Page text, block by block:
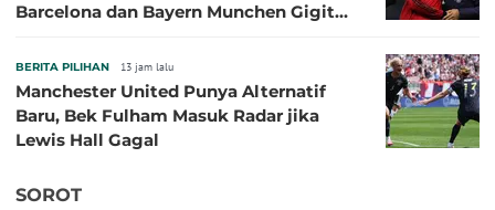
Barcelona dan Bayern Munchen Gigit
BERITA PILIHAN 13 jam lalu
Manchester United Punya Alternatif
Baru, Bek Fulham Masuk Radar jika
Lewis Hall Gagal
SOROT